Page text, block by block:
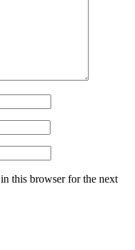
this browser for the next